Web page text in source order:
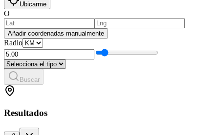
Ubicarme
O
Añadir coordenadas manualmente
Radio
Buscar
Resultados